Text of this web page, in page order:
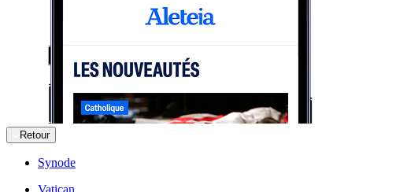
Retour
Synode
Vatican